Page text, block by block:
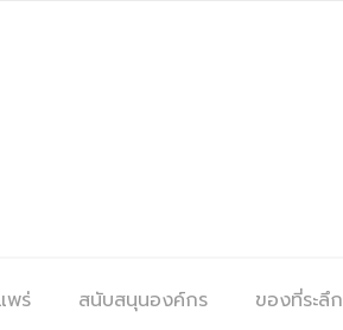
พร่ สนับสนุนองค์กร ของที่ระลึก